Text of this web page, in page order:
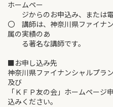
ホームペー
ジからのお申込み、または電
〇 講師は、神奈川県ファイナ
属の実績のあ
る著名な講師です。
■お申し込み先
神奈川県ファイナンシャルプラ
及び
「ＫＦＰ友の会」ホームページ
込みください。